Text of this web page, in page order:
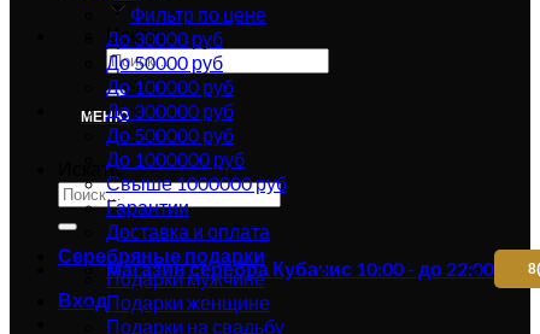
Искать:
МЕНЮ
Искать:
Магазин серебра Кубачис 10:00 - до 22:00
Вход
Фильтр по цене
До 30000 руб
До 50000 руб
До 100000 руб
До 300000 руб
До 500000 руб
До 1000000 руб
Свыше 1000000 руб
Гарантии
Доставка и оплата
Серебряные подарки
Подарки мужчине
Подарки женщине
Подарки на свадьбу